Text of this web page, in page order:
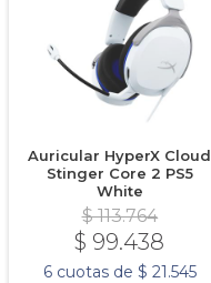
Auricular HyperX Cloud
Stinger Core 2 PS5
White
$ 113.764
$ 99.438
6 cuotas de $ 21.545